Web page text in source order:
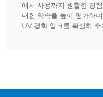
에서 사용까지 원활한 경
대한 약속을 높이 평가하
UV 경화 잉크를 확실히 추